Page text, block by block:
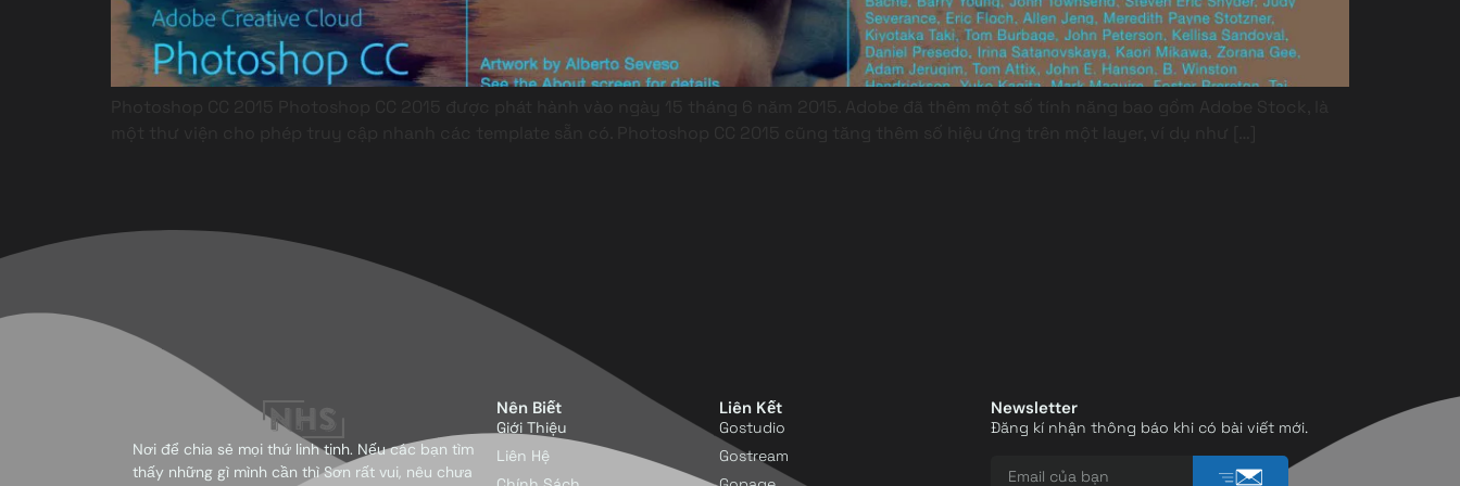
Nơi để chia sẻ mọi thứ linh tinh. Nếu các bạn tìm
thấy những gì mình cần thì Sơn rất vui, nêu chưa
Nên Biết
Giới Thiệu
Liên Hệ
Liên Kết
Gostudio
Gostream
Newsletter
Đăng kí nhận thông báo khi có bài viết mới.